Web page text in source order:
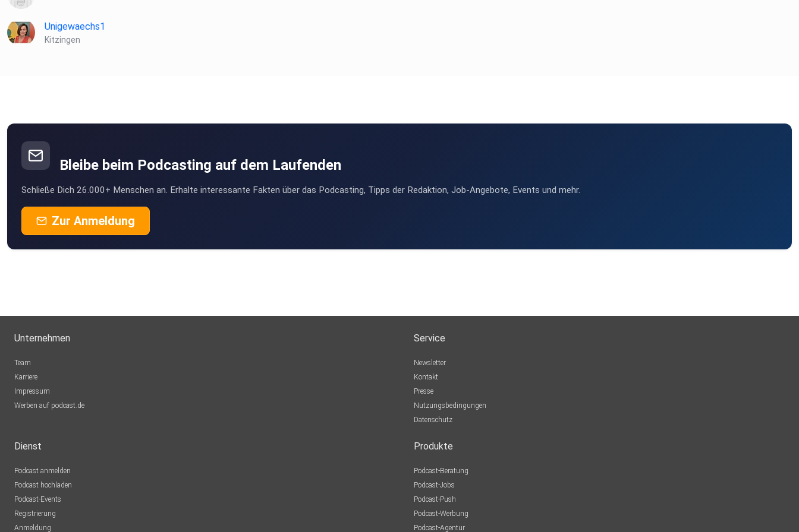
Unigewaechs1
Kitzingen
Bleibe beim Podcasting auf dem Laufenden
Schließe Dich 26.000+ Menschen an. Erhalte interessante Fakten über das Podcasting, Tipps der Redaktion, Job-Angebote, Events und mehr.
Zur Anmeldung
Unternehmen
Team
Karriere
Impressum
Werben auf podcast.de
Service
Newsletter
Kontakt
Presse
Nutzungsbedingungen
Datenschutz
Dienst
Podcast anmelden
Podcast hochladen
Podcast-Events
Registrierung
Anmeldung
Produkte
Podcast-Beratung
Podcast-Jobs
Podcast-Push
Podcast-Werbung
Podcast-Agentur